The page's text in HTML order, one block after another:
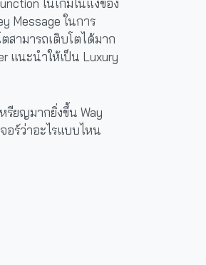
ในเกมในแง่ของ
Message ในการ
สามารถเติบโตได้มาก
แนะนำให้เป็น Luxury
รียญมากยิ่งขึ้น Way
อร์ว่าอะไรแบบไหน